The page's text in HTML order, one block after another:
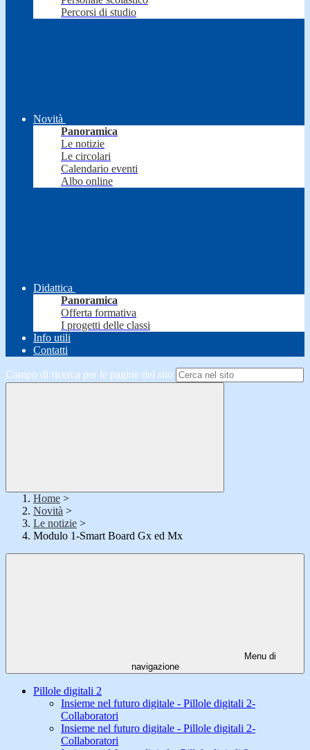
Percorsi di studio
Novità
Panoramica
Le notizie
Le circolari
Calendario eventi
Albo online
Didattica
Panoramica
Offerta formativa
I progetti delle classi
Info utili
Contatti
Campo di ricerca per le pagine del sito
Home >
Novità >
Le notizie >
Modulo 1-Smart Board Gx ed Mx
Menu di
navigazione
Pillole digitali 2
Insieme nel futuro digitale - Pillole digitali 2-
Collaboratori
Insieme nel futuro digitale - Pillole digitali 2-
Collaboratori